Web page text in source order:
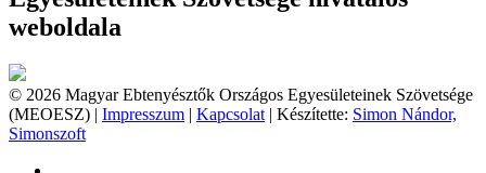
weboldala
© 2026 Magyar Ebtenyésztők Országos Egyesületeinek Szövetsége
(MEOESZ) | Impresszum | Kapcsolat | Készítette: Simon Nándor,
Simonszoft